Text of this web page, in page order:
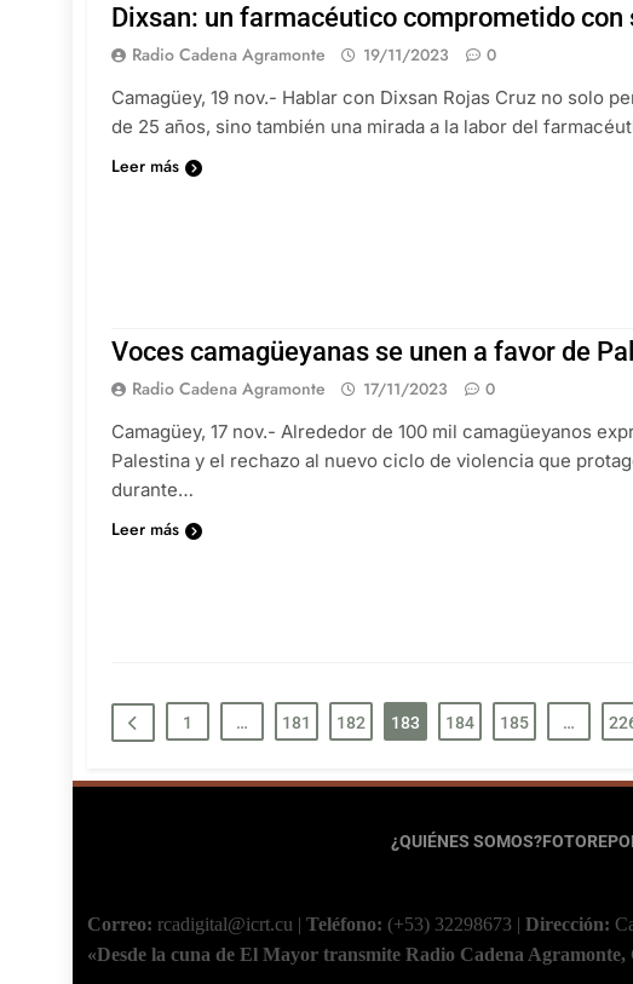
Dixsan: un farmacéutico comprometido con
Radio Cadena Agramonte 19/11/2023
0
Camagüey, 19 nov.- Hablar con Dixsan Rojas Cruz no solo
de 25 años, sino también una mirada a la labor del
Leer más
Voces camagüeyanas se unen a favor de
Radio Cadena Agramonte 17/11/2023
0
Camagüey, 17 nov.- Alrededor de 100 mil camagüeyanos
Palestina y el rechazo al nuevo ciclo de violencia que
durante…
Leer más
1 … 181 182 183 184 185 …
¿QUIÉNES SOMOS?
Correo: rcadigital@icrt.cu | Teléfono: (+53) 32298673 | Dirección:
«Desde la cuna de El Mayor transmite Radio Cadena Agramonte,